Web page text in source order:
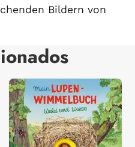
Bildern von